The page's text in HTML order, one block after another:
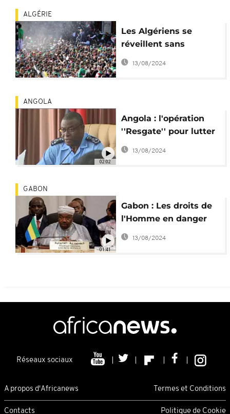
ALGÉRIE
Les Algériens se
réveillent sans
Bouteflika, pour la
première fois en 20
13/08/2024
02:02
ANGOLA
Angola : l'opération
''Resgate'' pour lutter
contre le désordre
13/08/2024
01:41
GABON
Gabon : Les droits de
l'Homme en danger
(Amnesty)
13/08/2024
Réseaux sociaux
A propos d'Africanews Termes et Conditions
Contacts Politique de Cookie